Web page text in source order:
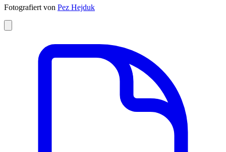
Fotografiert von Pez Hejduk